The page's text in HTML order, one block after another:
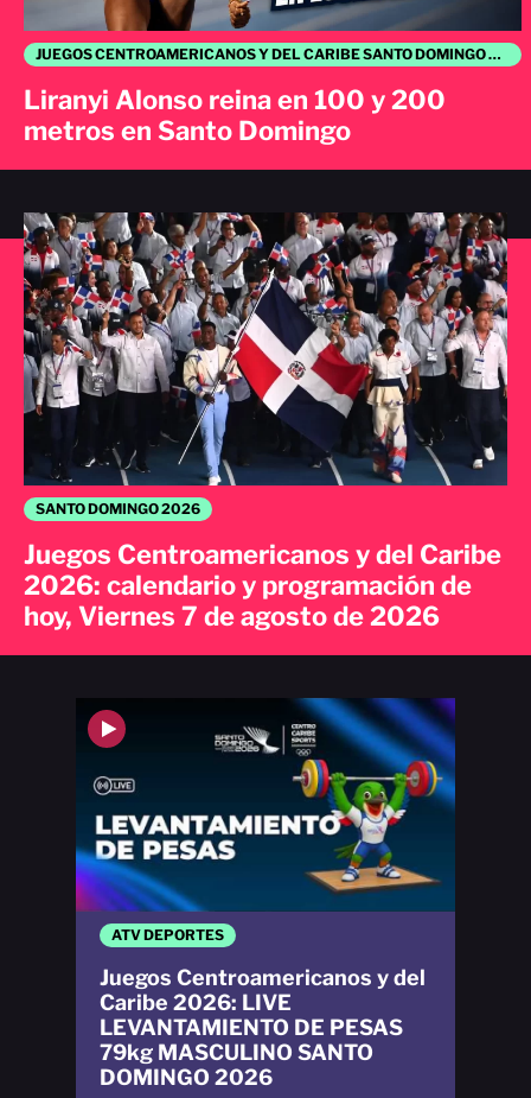
SANTO DOMINGO 2026
Juegos Centroamericanos y del Caribe
2026: calendario y programación de
hoy, Viernes 7 de agosto de 2026
JUEGOS CENTROAMERICANOS Y DEL CARIBE SANTO DOMINGO 2026
Liranyi Alonso reina en 100 y 200
metros en Santo Domingo
ATV DEPORTES
Juegos Centroamericanos y del
Caribe 2026: LIVE
LEVANTAMIENTO DE PESAS
79kg MASCULINO SANTO
DOMINGO 2026